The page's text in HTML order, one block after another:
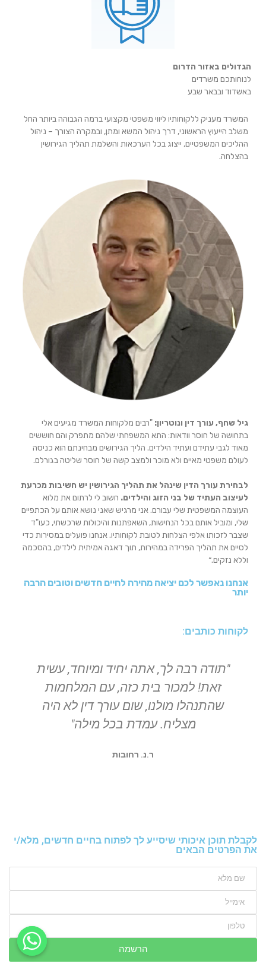
הגדולים באזור הדרום
לנוחותכם משרדים
באשדוד ובבאר שבע
המשרד מעניק ללקוחותיו ליווי משפטי מקצועי ברמה הגבוהה ביותר החל
משלב הייעוץ הראשוני, דרך ניהול המשא ומתן, ובמקרה הצורך – ניהול
ההליכים המשפטיים, ייצוג בכל הערכאות והשלמת תהליך הגירושין
בהצלחה.
גיל שחף, עורך דין ונוטריון: "רבים מלקוחות המשרד מגיעים אלי
בתחושה של חוסר וודאות: התא המשפחתי שלהם מתפרק והם חוששים
מאוד לגבי עתידם ועתיד הילדים. הליך הגירושים מבחינתם הוא כניסה
לעולם משפטי מאיים ולא מוכר ולמצב קשה של חוסר שליטה בגורלם.
לבחירת עורך הדין שינהל את תהליך הגירושין יש חשיבות מכרעת
לעיצוב העתיד של בני הזוג והילדים. חשוב לי לרתום את מלוא
העוצמה המשפטית שלי עבורם. אני מרגיש שאני נושא אותם על הכתפיים
שלי, ומוביל אותם בכל הנחישות, השאפתנות והיכולות שרכשתי, כעו"ד
שצבר לזכותו אלפי הצלחות לטובת לקוחותיו. אנחנו פועלים במסירות כדי
לסיים את תהליך הפרידה במהירות, תוך דאגה אמיתית לילדים, בהסכמה
וללא נזקים.״
אנחנו נאפשר לכם יציאה מהירה לחיים חדשים וטובים הרבה
יותר
לקוחות כותבים:
"תודה רבה לך, אתה יחיד ומיוחד, עשית
זאת! למכור בית כזה, עם המלחמות
שהתנהלו מולנו, שום עורך דין לא היה
מצליח. עמדת בכל מילה"
ר.נ. רחובות
לקבלת תוכן איכותי שיסייע לך לפתוח בחיים חדשים, מלא/י
את הפרטים הבאים
הרשמה